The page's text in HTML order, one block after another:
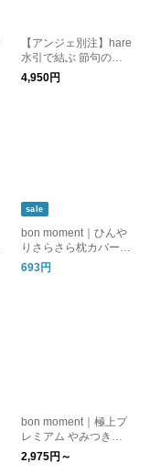
【アンジェ別注】hare
水引で結ぶ 節句のフ
レーム お月見 日本の
行事 節分 雛 兜 おひな
4,950円
sale
bon moment｜ひんや
りさらさら枕カバー 4
3×63cm 綿100% / ド
ライコットン【前モデ
693円
bon moment｜極上プ
レミアム やみつき毛
布
2,975円～